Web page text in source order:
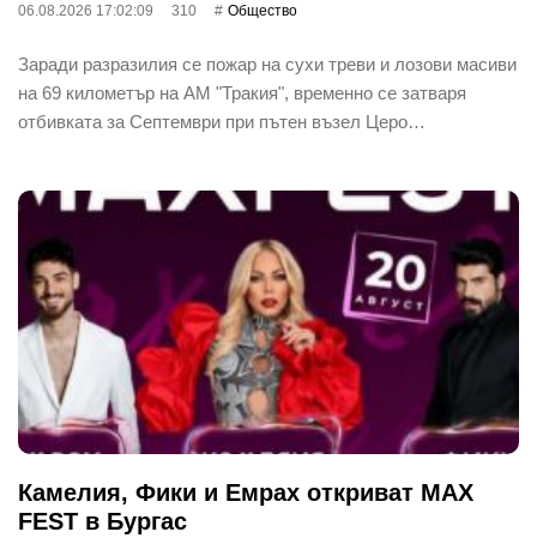
06.08.2026 17:02:09 310 Общество
Заради разразилия се пожар на сухи треви и лозови масиви
на 69 километър на АМ "Тракия", временно се затваря
отбивката за Септември при пътен възел Церо…
Камелия, Фики и Емрах откриват MAX
FEST в Бургас